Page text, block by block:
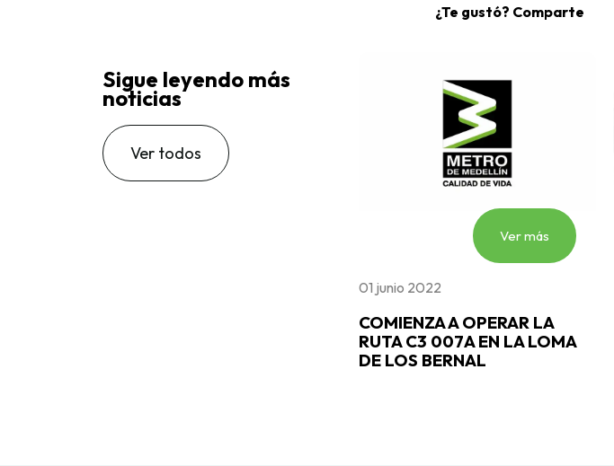
¿Te gustó? Comparte
Sigue leyendo más
noticias
Ver todos
Ver más
01 junio 2022
COMIENZA A OPERAR LA
RUTA C3 007A EN LA LOMA
DE LOS BERNAL